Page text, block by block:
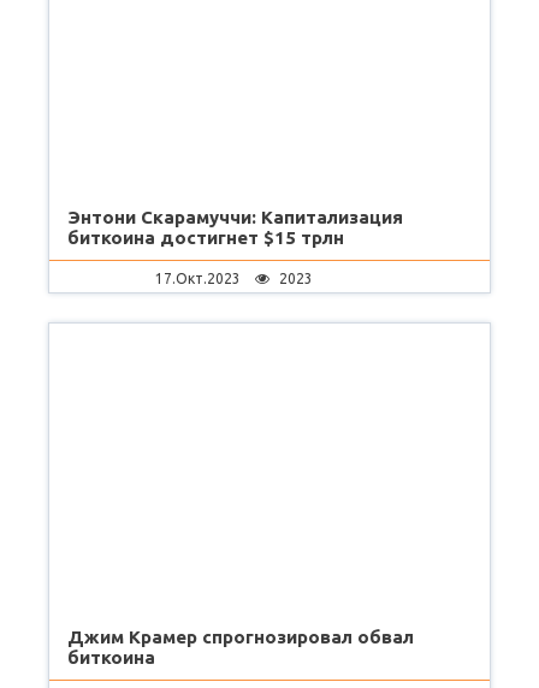
Энтони Скарамуччи: Капитализация
биткоина достигнет $15 трлн
17.Окт.2023 2023
Джим Крамер спрогнозировал обвал
биткоина